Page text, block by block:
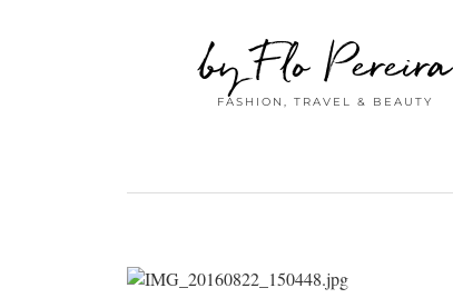
by Flo Pereira
FASHION, TRAVEL & BEAUTY